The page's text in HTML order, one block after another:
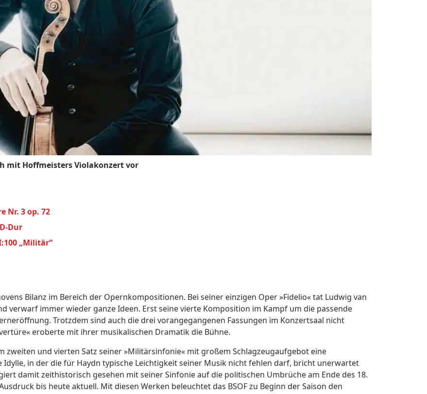
mit Hoffmeisters Violakonzert vor
Nr. 3 op. 72
Dur
„Militär“
Bilanz im Bereich der Opernkompositionen. Bei seiner einzigen Oper »Fidelio« tat Ludwig van
verwarf immer wieder ganze Ideen. Erst seine vierte Komposition im Kampf um die passende
Trotzdem sind auch die drei vorangegangenen Fassungen im Konzertsaal nicht
eroberte mit ihrer musikalischen Dramatik die Bühne.
zweiten und vierten Satz seiner »Militärsinfonie« mit großem Schlagzeugaufgebot eine
in der die für Haydn typische Leichtigkeit seiner Musik nicht fehlen darf, bricht unerwartet
damit zeithistorisch gesehen mit seiner Sinfonie auf die politischen Umbrüche am Ende des 18.
bis heute aktuell. Mit diesen Werken beleuchtet das BSOF zu Beginn der Saison den